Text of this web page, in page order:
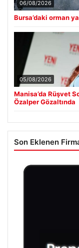
06/08/2026
Bursa’daki orman
05/08/2026
Manisa’da Rüşvet
Özalper Gözaltında
Son Eklenen